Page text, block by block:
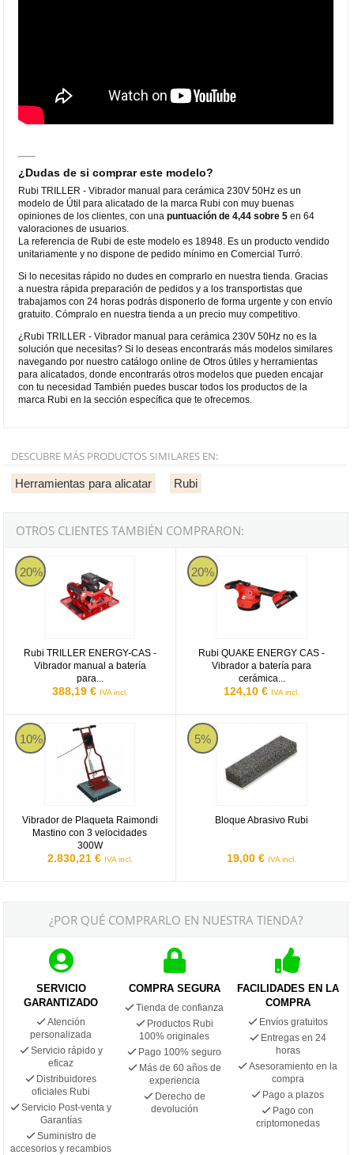
¿Dudas de si comprar este modelo?
Rubi TRILLER - Vibrador manual para cerámica 230V 50Hz es un
modelo de Útil para alicatado de la marca Rubi con muy buenas
opiniones de los clientes, con unapuntuación de 4,44 sobre 5 en 64
valoraciones de usuarios.
La referencia de Rubi de este modelo es 18948. Es un producto vendido
unitariamente y no dispone de pedido mínimo en Comercial Turró.
Si lo necesitas rápido no dudes en comprarlo en nuestra tienda. Gracias
a nuestra rápida preparación de pedidos y a los transportistas que
trabajamos con 24 horas podrás disponerlo de forma urgente y con envío
gratuito. Cómpralo en nuestra tienda a un precio muy competitivo.
¿Rubi TRILLER - Vibrador manual para cerámica 230V 50Hz no es la
solución que necesitas? Si lo deseas encontrarás más modelos similares
navegando por nuestro catálogo online de Otros útiles y herramientas
para alicatados, donde encontrarás otros modelos que pueden encajar
con tu necesidad También puedes buscar todos los productos de la
marca Rubi en la sección específica que te ofrecemos.
DESCUBRE MÁS PRODUCTOS SIMILARES EN:
Herramientas para alicatar Rubi
OTROS CLIENTES TAMBIÉN COMPRARON:
20%
Rubi TRILLER ENERGY-CAS -
Vibrador manual a batería
para...
388,19 € IVA incl.
Rubi TRILLER ENERGY-CAS - Vibrador manual a batería para
20%
Rubi QUAKE ENERGY CAS -
Vibrador a batería para
cerámica...
124,10 € IVA incl.
Rubi QUAKE ENERGY CAS -
10%
Vibrador de Plaqueta Raimondi
Mastino con 3 velocidades
300W
2.830,21 € IVA incl.
Vibrador de Plaqueta Raimondi Mastino con 3 velocidades 300W
5%
Bloque Abrasivo Rubi
19,00 € IVA incl.
Bloque Abrasivo Rubi
¿POR QUÉ COMPRARLO EN NUESTRA TIENDA?
SERVICIO
GARANTIZADO
Atención
personalizada
Servicio rápido y
eficaz
Distribuidores
oficiales Rubi
Servicio Post-venta y
Garantías
Suministro de
accesorios y recambios
COMPRA SEGURA
Tienda de confianza
Productos Rubi
100% originales
Pago 100% seguro
Más de 60 años de
experiencia
Derecho de
devolución
FACILIDADES EN LA
COMPRA
Envíos gratuitos
Entregas en 24
horas
Asesoramiento en la
compra
Pago a plazos
Pago con
criptomonedas